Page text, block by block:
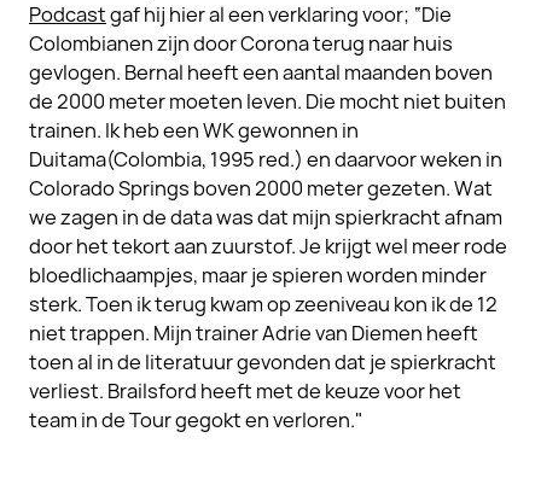
Podcastgaf hij hier al een verklaring voor; “Die
Colombianen zijn door Corona terug naar huis
gevlogen. Bernal heeft een aantal maanden boven
de 2000 meter moeten leven. Die mocht niet buiten
trainen. Ik heb een WK gewonnen in
Duitama(Colombia, 1995 red.) en daarvoor weken in
Colorado Springs boven 2000 meter gezeten. Wat
we zagen in de data was dat mijn spierkracht afnam
door het tekort aan zuurstof. Je krijgt wel meer rode
bloedlichaampjes, maar je spieren worden minder
sterk. Toen ik terug kwam op zeeniveau kon ik de 12
niet trappen. Mijn trainer Adrie van Diemen heeft
toen al in de literatuur gevonden dat je spierkracht
verliest. Brailsford heeft met de keuze voor het
team in de Tour gegokt en verloren."